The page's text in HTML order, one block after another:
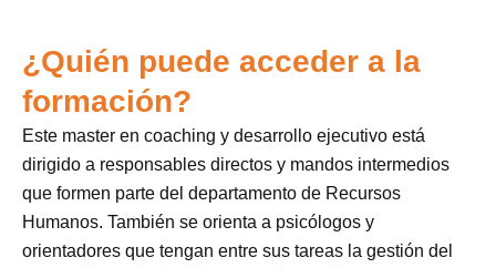
¿Quién puede acceder a la
formación?
Este master en coaching y desarrollo ejecutivo está
dirigido a responsables directos y mandos intermedios
que formen parte del departamento de Recursos
Humanos. También se orienta a psicólogos y
orientadores que tengan entre sus tareas la gestión del